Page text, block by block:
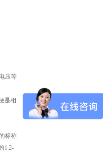
压等
是相
标称
1.2-